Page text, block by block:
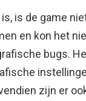
is de game
en kon het
bugs.
zijn er